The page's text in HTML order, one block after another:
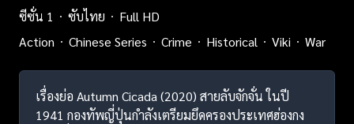
ซีซั่น 1
ซับไทย
Full HD
Action
Chinese Series Crime Historical Viki War
เรื่องย่อ Autumn Cicada (2020) สายลับจักจั่น ในปี
1941 กองทัพญี่ปุ่นกำลังเตรียมยึดครองประเทศฮ่องกง